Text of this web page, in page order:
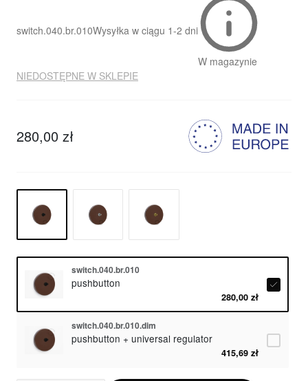
switch.040.br.010Wysyłka w ciągu 1-2 dni
W magazynie
NIEDOSTĘPNE W SKLEPIE
280,00 zł
switch.040.br.010
pushbutton
280,00 zł
switch.040.br.010.dim
pushbutton + universal regulator
415,69 zł